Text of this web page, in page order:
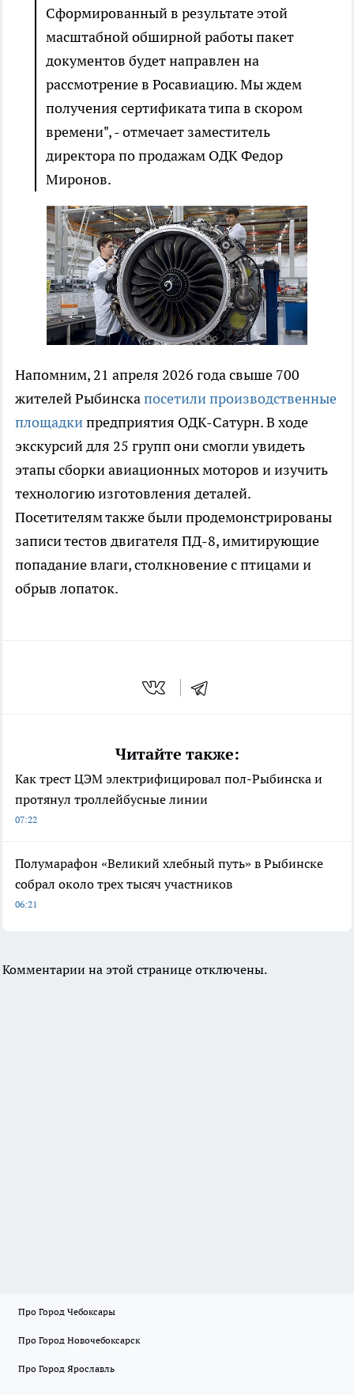
Сформированный в результате этой
масштабной обширной работы пакет
документов будет направлен на
рассмотрение в Росавиацию. Мы ждем
получения сертификата типа в скором
времени", - отмечает заместитель
директора по продажам ОДК Федор
Миронов.
Напомним, 21 апреля 2026 года свыше 700
жителей Рыбинскапосетили производственные
площадкипредприятия ОДК-Сатурн. В ходе
экскурсий для 25 групп они смогли увидеть
этапы сборки авиационных моторов и изучить
технологию изготовления деталей.
Посетителям также были продемонстрированы
записи тестов двигателя ПД-8, имитирующие
попадание влаги, столкновение с птицами и
обрыв лопаток.
Читайте также:
Как трест ЦЭМ электрифицировал пол-Рыбинска и
протянул троллейбусные линии
07:22
Полумарафон «Великий хлебный путь» в Рыбинске
собрал около трех тысяч участников
06:21
Комментарии на этой странице отключены.
Про Город Чебоксары
Про Город Новочебоксарск
Про Город Ярославль